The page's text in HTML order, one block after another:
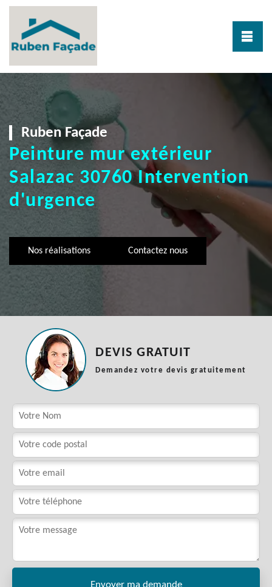
Ruben Façade
Peinture mur extérieur
Salazac 30760 Intervention
d'urgence
Nos réalisations Contactez nous
DEVIS GRATUIT
Demandez votre devis gratuitement